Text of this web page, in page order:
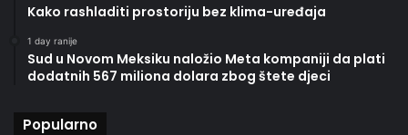
Kako rashladiti prostoriju bez klima-uređaja
1 day ranije
Sud u Novom Meksiku naložio Meta kompaniji da plati
dodatnih 567 miliona dolara zbog štete djeci
Popularno